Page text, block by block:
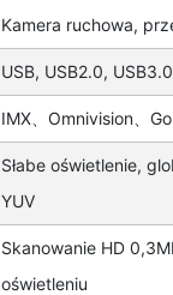
Kamera ruchowa,
USB, USB2.0,
IMX、Omnivision、
Słabe oświetlenie,
YUV
Skanowanie HD
oświetleniu